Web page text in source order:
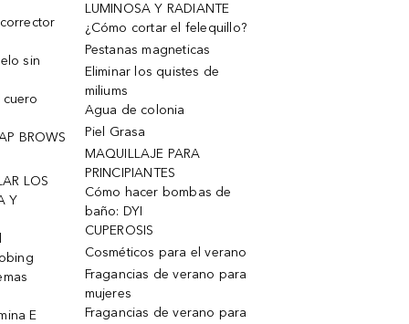
sin
cuero
BROWS
LOS
Y
E
LUMINOSA Y RADIANTE
¿Cómo cortar el felequillo?
Pestanas magneticas
Eliminar los quistes de
miliums
Agua de colonia
Piel Grasa
MAQUILLAJE PARA
PRINCIPIANTES
Cómo hacer bombas de
baño: DYI
CUPEROSIS
Cosméticos para el verano
Fragancias de verano para
mujeres
Fragancias de verano para